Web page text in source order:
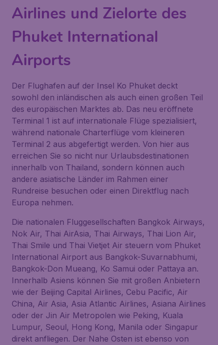
Airlines und Zielorte des
Phuket International
Airports
Der Flughafen auf der Insel Ko Phuket deckt
sowohl den inländischen als auch einen großen Teil
des europäischen Marktes ab. Das neu eröffnete
Terminal 1 ist auf internationale Flüge spezialisiert,
während nationale Charterflüge vom kleineren
Terminal 2 aus abgefertigt werden. Von hier aus
erreichen Sie so nicht nur Urlaubsdestinationen
innerhalb von Thailand, sondern können auch
andere asiatische Länder im Rahmen einer
Rundreise besuchen oder einen Direktflug nach
Europa nehmen.
Die nationalen Fluggesellschaften Bangkok Airways,
Nok Air, Thai AirAsia, Thai Airways, Thai Lion Air,
Thai Smile und Thai Vietjet Air steuern vom Phuket
International Airport aus Bangkok-Suvarnabhumi,
Bangkok-Don Mueang, Ko Samui oder Pattaya an.
Innerhalb Asiens können Sie mit großen Anbietern
wie der Beijing Capital Airlines, Cebu Pacific, Air
China, Air Asia, Asia Atlantic Airlines, Asiana Airlines
oder der Jin Air Metropolen wie Peking, Kuala
Lumpur, Seoul, Hong Kong, Manila oder Singapur
direkt anfliegen. Der Nahe Osten ist ebenso von